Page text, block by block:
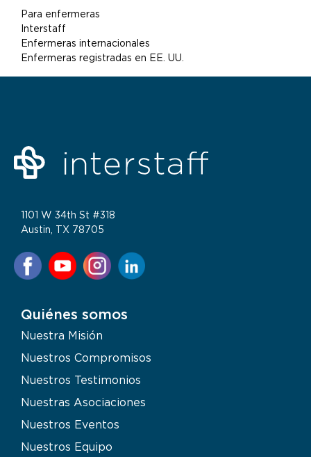
Para enfermeras
Interstaff
Enfermeras internacionales
Enfermeras registradas en EE. UU.
1101 W 34th St #318
Austin, TX 78705
Quiénes somos
Nuestra Misión
Nuestros Compromisos
Nuestros Testimonios
Nuestras Asociaciones
Nuestros Eventos
Nuestros Equipo